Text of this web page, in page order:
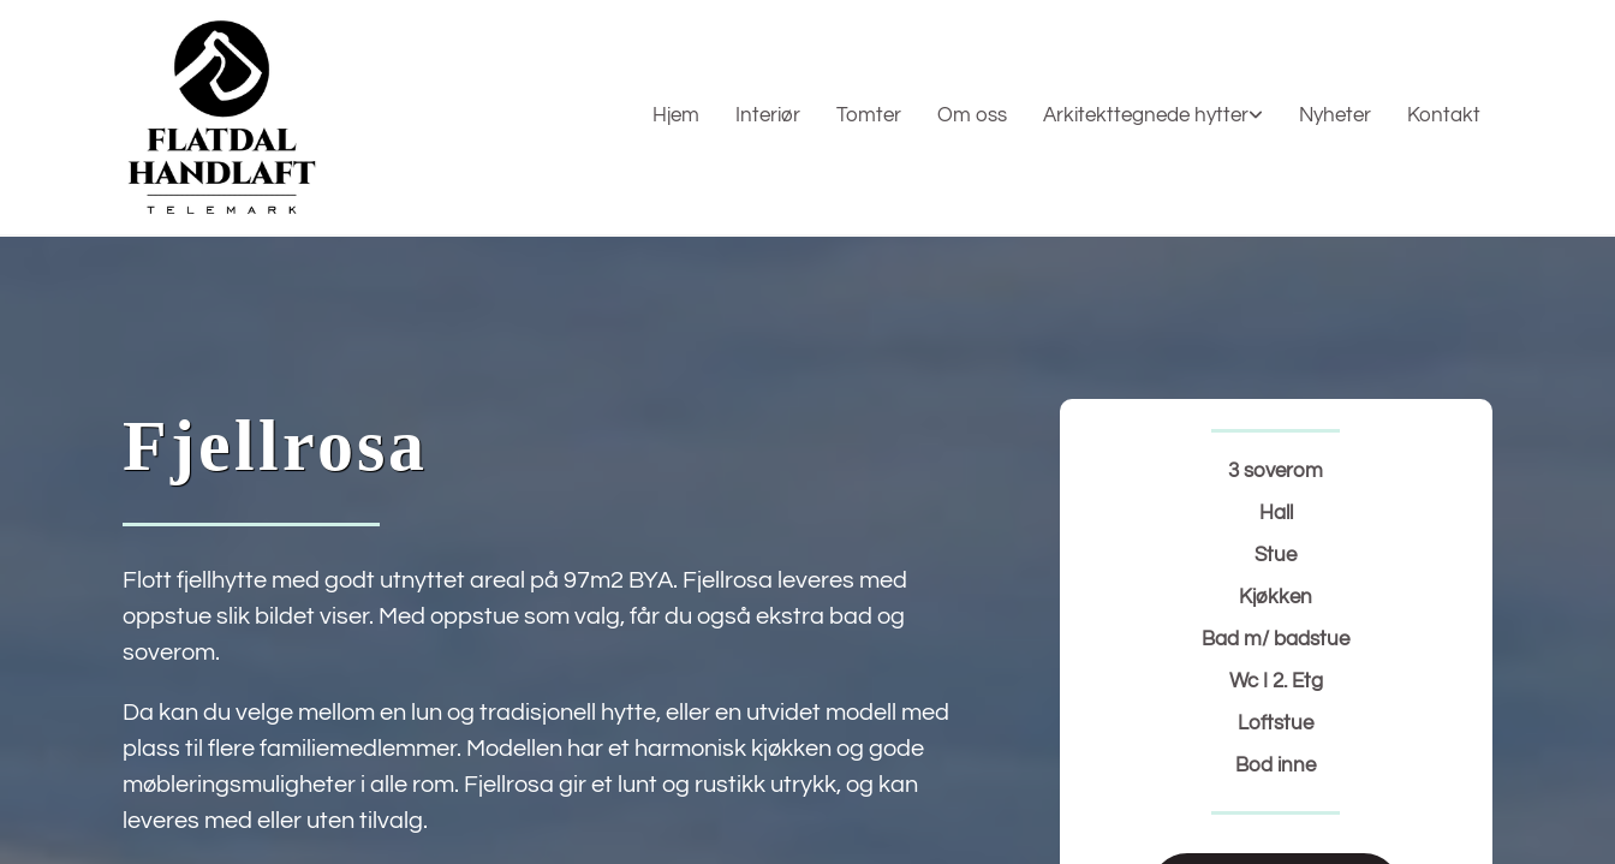
Hjem Interiør Tomter Om oss Arkitekttegnede hytter Nyheter Kontakt
Fjellrosa
Flott fjellhytte med godt utnyttet areal på 97m2 BYA. Fjellrosa leveres med
oppstue slik bildet viser. Med oppstue som valg, får du også ekstra bad og
soverom.
Da kan du velge mellom en lun og tradisjonell hytte, eller en utvidet modell med
plass til flere familiemedlemmer. Modellen har et harmonisk kjøkken og gode
møbleringsmuligheter i alle rom. Fjellrosa gir et lunt og rustikk utrykk, og kan
leveres med eller uten tilvalg.
3 soverom
Hall
Stue
Kjøkken
Bad m/ badstue
Wc I 2. Etg
Loftstue
Bod inne